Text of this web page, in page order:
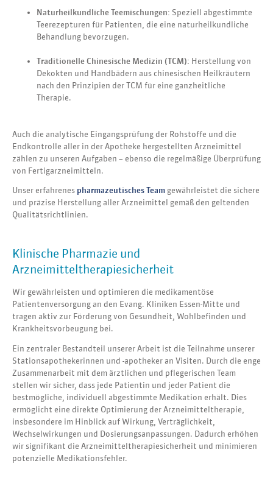
Naturheilkundliche Teemischungen: Speziell abgestimmte
Teerezepturen für Patienten, die eine naturheilkundliche
Behandlung bevorzugen.
Traditionelle Chinesische Medizin (TCM): Herstellung von
Dekokten und Handbädern aus chinesischen Heilkräutern
nach den Prinzipien der TCM für eine ganzheitliche
Therapie.
Auch die analytische Eingangsprüfung der Rohstoffe und die
Endkontrolle aller in der Apotheke hergestellten Arzneimittel
zählen zu unseren Aufgaben – ebenso die regelmäßige Überprüfung
von Fertigarzneimitteln.
Unser erfahrenes pharmazeutisches Team gewährleistet die sichere
und präzise Herstellung aller Arzneimittel gemäß den geltenden
Qualitätsrichtlinien.
Klinische Pharmazie und
Arzneimitteltherapiesicherheit
Wir gewährleisten und optimieren die medikamentöse
Patientenversorgung an den Evang. Kliniken Essen-Mitte und
tragen aktiv zur Förderung von Gesundheit, Wohlbefinden und
Krankheitsvorbeugung bei.
Ein zentraler Bestandteil unserer Arbeit ist die Teilnahme unserer
Stationsapothekerinnen und -apotheker an Visiten. Durch die enge
Zusammenarbeit mit dem ärztlichen und pflegerischen Team
stellen wir sicher, dass jede Patientin und jeder Patient die
bestmögliche, individuell abgestimmte Medikation erhält. Dies
ermöglicht eine direkte Optimierung der Arzneimitteltherapie,
insbesondere im Hinblick auf Wirkung, Verträglichkeit,
Wechselwirkungen und Dosierungsanpassungen. Dadurch erhöhen
wir signifikant die Arzneimitteltherapiesicherheit und minimieren
potenzielle Medikationsfehler.